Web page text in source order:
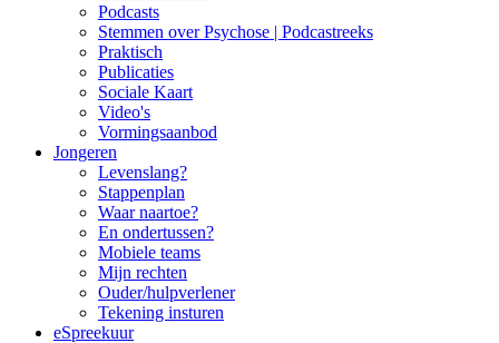
Podcasts
Stemmen over Psychose | Podcastreeks
Praktisch
Publicaties
Sociale Kaart
Video's
Vormingsaanbod
Jongeren
Levenslang?
Stappenplan
Waar naartoe?
En ondertussen?
Mobiele teams
Mijn rechten
Ouder/hulpverlener
Tekening insturen
eSpreekuur